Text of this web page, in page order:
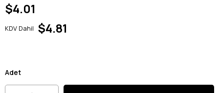
$4.01
KDV Dahil $4.81
Adet